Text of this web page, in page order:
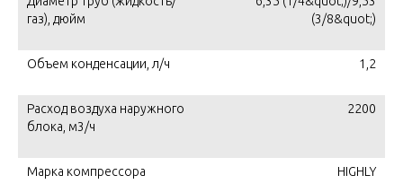
газ), дюйм
(3/8&quot;)
Объем конденсации, л/ч 1,2
Расход воздуха наружного
блока, м3/ч
2200
Марка компрессора HIGHLY